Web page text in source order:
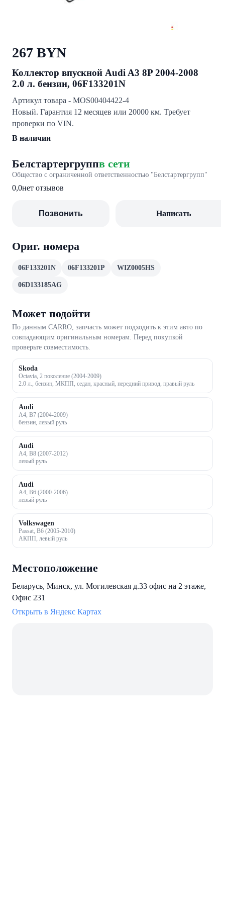
267 BYN
Коллектор впускной Audi A3 8P 2004-2008
2.0 л. бензин, 06F133201N
Артикул товара - MOS00404422-4
Нoвый. Гарантия 12 месяцев или 20000 км. Требует
проверки по VIN.
В наличии
Белстартергруппв сети
Общество с ограниченной ответственностью "Белстартергрупп"
0,0нет отзывов
Позвонить Написать
Ориг. номера
06F133201N 06F133201P WIZ0005HS
06D133185AG
Может подойти
По данным CARRO, запчасть может подходить к этим авто по
совпадающим оригинальным номерам. Перед покупкой
проверьте совместимость.
Skoda
Octavia, 2 поколение (2004-2009)
2.0 л., бензин, МКПП, седан, красный, передний привод, правый руль
Audi
A4, B7 (2004-2009)
бензин, левый руль
Audi
A4, B8 (2007-2012)
левый руль
Audi
A4, B6 (2000-2006)
левый руль
Volkswagen
Passat, B6 (2005-2010)
АКПП, левый руль
Местоположение
Беларусь, Минск, ул. Могилевская д.33 офис на 2 этаже,
Офис 231
Открыть в Яндекс Картах